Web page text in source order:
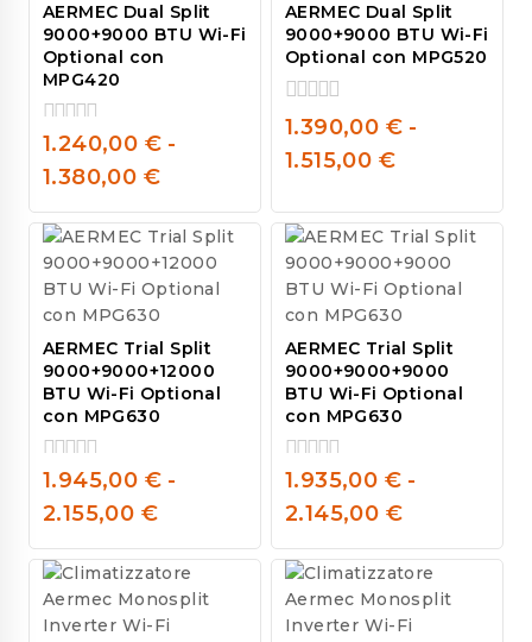
AERMEC Dual Split
9000+9000 BTU Wi-Fi
Optional con
MPG420
0
out
of
5
1.240,00 € -
1.380,00 €
AERMEC Dual Split
9000+9000 BTU Wi-Fi
Optional con MPG520
0
of
1.390,00 € -
1.515,00 €
AERMEC Trial Split
9000+9000+12000
BTU Wi-Fi Optional
con MPG630
0
out
of
5
1.945,00 € -
2.155,00 €
AERMEC Trial Split
9000+9000+9000
BTU Wi-Fi Optional
con MPG630
0
out
of
5
1.935,00 € -
2.145,00 €